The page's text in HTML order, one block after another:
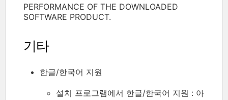
PERFORMANCE OF THE DOWNLOADED
SOFTWARE PRODUCT.
기타
한글/한국어 지원
설치 프로그램에서 한글/한국어 지원 : 아